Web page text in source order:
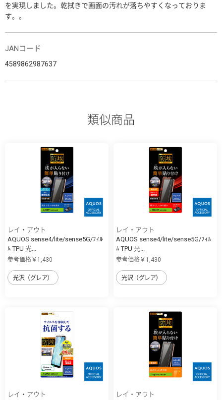
を実現しました。乾拭きで画面の汚れが落ちやすくなっておりま
す。。
JANコード
4589862987637
類似商品
レイ・アウト
AQUOS sense4/lite/sense5G/ﾌｨﾙ
ﾑ TPU 光...
参考価格￥1,430
光沢（グレア）
レイ・アウト
AQUOS sense4/lite/sense5G/ﾌｨﾙ
ﾑ TPU 光...
参考価格￥1,430
光沢（グレア）
レイ・アウト
レイ・アウト